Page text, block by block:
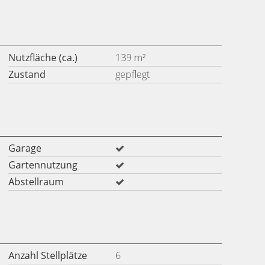
Nutzfläche (ca.)
139 m²
Zustand
gepflegt
Garage
Gartennutzung
Abstellraum
Anzahl Stellplätze
6